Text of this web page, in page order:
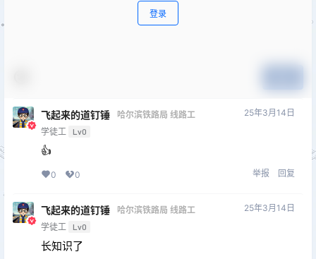
登录
飞起来的道钉锤
哈尔滨铁路局 线路工
学徒工 Lv0
25年3月14日
👍
0 0 举报 回复
飞起来的道钉锤
哈尔滨铁路局 线路工
学徒工 Lv0
25年3月14日
长知识了